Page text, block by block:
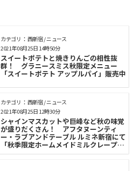
カテゴリ： 西新宿 / ニュース
スイートポテトと焼きりんごの相性抜
群！ グラニースミス秋限定メニュー
「スイートポテト アップルパイ」販売中
2021年08月25日 14時50分
カテゴリ： 西新宿 / ニュース
シャインマスカットや巨峰など秋の味覚
が盛りだくさん！ アフタヌーンティ
ー・ラブアンドテーブル ルミネ新宿にて
「秋季限定ホームメイドミルクレープ」
9月2日より販売
2021年08月25日 12時30分